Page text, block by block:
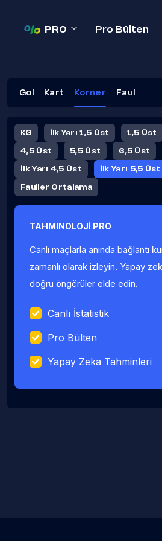
PRO Pro Bülten
Gol Kart Korner Faul
KG İlk Yarı 1,5 Üst 1,5 Üst
4,5 Üst 5,5 Üst 6,5 Üst
İlk Yarı 4,5 Üst İlk Yarı 5,5 Üst
Fauller Ortalama
TAHMINOLOJİ PRO
Canlı maçlarla anında bağlantı
zamanlı olarak izleyin. Yapay
doğru öngörüler elde edin.
Canlı İstatistik
Pro Bülten
Yapay Zeka Tahminleri